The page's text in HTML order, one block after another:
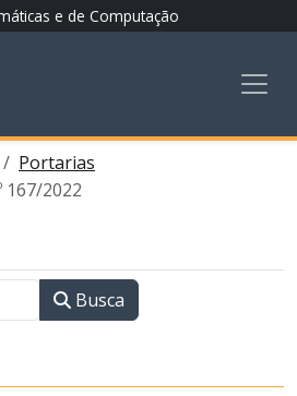
e de Computação
Portarias
167/2022
Busca